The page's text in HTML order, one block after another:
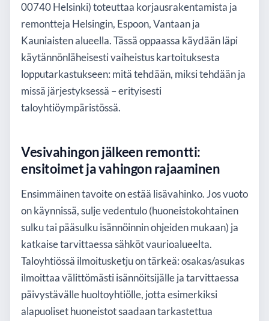
00740 Helsinki) toteuttaa korjausrakentamista ja
remontteja Helsingin, Espoon, Vantaan ja
Kauniaisten alueella. Tässä oppaassa käydään läpi
käytännönläheisesti vaiheistus kartoituksesta
lopputarkastukseen: mitä tehdään, miksi tehdään ja
missä järjestyksessä – erityisesti
taloyhtiöympäristössä.
Vesivahingon jälkeen remontti:
ensitoimet ja vahingon rajaaminen
Ensimmäinen tavoite on estää lisävahinko. Jos vuoto
on käynnissä, sulje vedentulo (huoneistokohtainen
sulku tai pääsulku isännöinnin ohjeiden mukaan) ja
katkaise tarvittaessa sähköt vaurioalueelta.
Taloyhtiössä ilmoitusketju on tärkeä: osakas/asukas
ilmoittaa välittömästi isännöitsijälle ja tarvittaessa
päivystävälle huoltoyhtiölle, jotta esimerkiksi
alapuoliset huoneistot saadaan tarkastettua